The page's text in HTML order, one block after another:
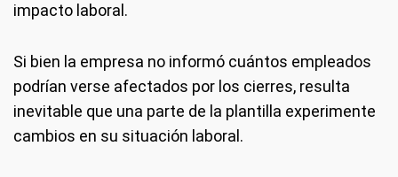
impacto laboral.
Si bien la empresa no informó cuántos empleados
podrían verse afectados por los cierres, resulta
inevitable que una parte de la plantilla experimente
cambios en su situación laboral.